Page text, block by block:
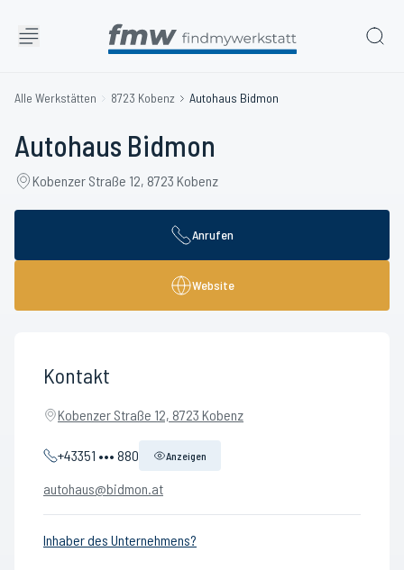
Alle Werkstätten 8723 Kobenz Autohaus Bidmon
Autohaus Bidmon
Kobenzer Straße 12, 8723 Kobenz
Anrufen
Website
Kontakt
Kobenzer Straße 12, 8723 Kobenz
+43351 ••• 880 Anzeigen
autohaus@bidmon.at
Inhaber des Unternehmens?